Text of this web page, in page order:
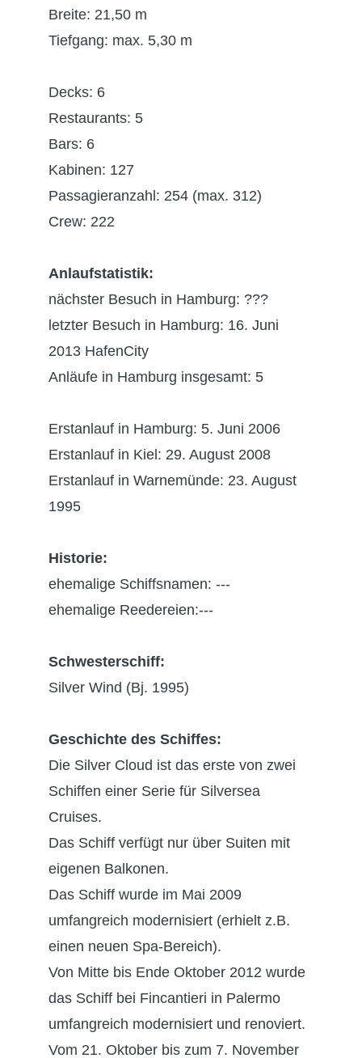
Breite: 21,50 m
Tiefgang: max. 5,30 m
Decks: 6
Restaurants: 5
Bars: 6
Kabinen: 127
Passagieranzahl: 254 (max. 312)
Crew: 222
Anlaufstatistik:
nächster Besuch in Hamburg: ???
letzter Besuch in Hamburg: 16. Juni
2013 HafenCity
Anläufe in Hamburg insgesamt: 5
Erstanlauf in Hamburg: 5. Juni 2006
Erstanlauf in Kiel: 29. August 2008
Erstanlauf in Warnemünde: 23. August
1995
Historie:
ehemalige Schiffsnamen: ---
ehemalige Reedereien:---
Schwesterschiff:
Silver Wind (Bj. 1995)
Geschichte des Schiffes:
Die Silver Cloud ist das erste von zwei
Schiffen einer Serie für Silversea
Cruises.
Das Schiff verfügt nur über Suiten mit
eigenen Balkonen.
Das Schiff wurde im Mai 2009
umfangreich modernisiert (erhielt z.B.
einen neuen Spa-Bereich).
Von Mitte bis Ende Oktober 2012 wurde
das Schiff bei Fincantieri in Palermo
umfangreich modernisiert und renoviert.
Vom 21. Oktober bis zum 7. November